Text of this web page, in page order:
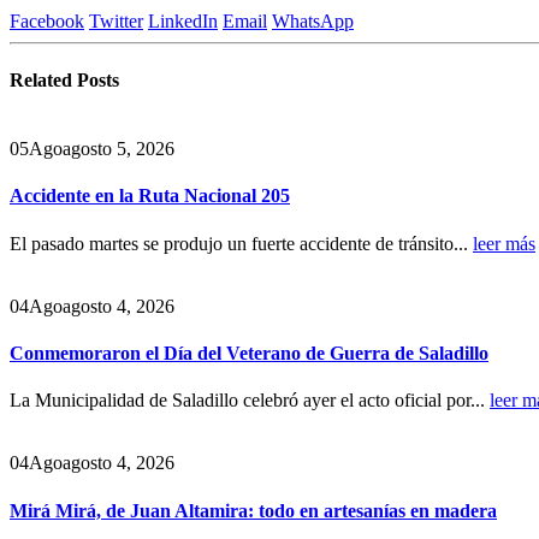
Facebook Twitter LinkedIn Email WhatsApp
Related Posts
05Agoagosto 5, 2026
Accidente en la Ruta Nacional 205
El pasado martes se produjo un fuerte accidente de tránsito... leer más
04Agoagosto 4, 2026
Conmemoraron el Día del Veterano de Guerra de Saladillo
La Municipalidad de Saladillo celebró ayer el acto oficial por... leer
04Agoagosto 4, 2026
Mirá Mirá, de Juan Altamira: todo en artesanías en madera